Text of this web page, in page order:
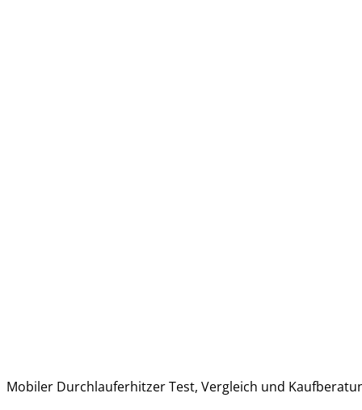
Mobiler Durchlauferhitzer Test, Vergleich und